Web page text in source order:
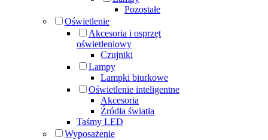
Pozostałe
Oświetlenie
Akcesoria i osprzęt
oświetleniowy
Czujniki
Lampy
Lampki biurkowe
Oświetlenie inteligentne
Akcesoria
Źródła światła
Taśmy LED
Wyposażenie